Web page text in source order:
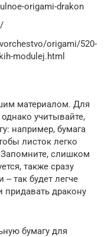
origami-drakon
origami/520-
modulej.html
материалом. Для
учитывайте,
например, бумага
листок легко
слишком
также сразу
так будет легче
придавать дракону
бумагу для